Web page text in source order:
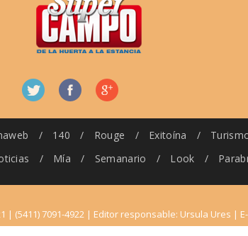
/ 140 / Rouge / Exitoína /
/ Mía / Semanario / Look /
| (5411) 7091-4922 | Editor responsable: Ursula Ures |